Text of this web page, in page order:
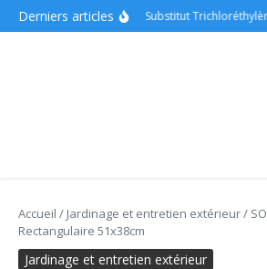
Aller au contenu
Derniers articlesONYX – Substitut
Accueil / Jardinage et entretien extérieur/
Rectangulaire 51x38cm
Jardinage et entretien extérieur